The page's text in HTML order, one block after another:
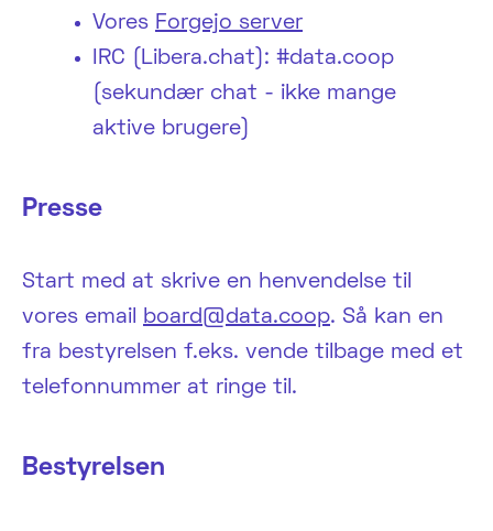
Vores Forgejo server
IRC (Libera.chat): #data.coop
(sekundær chat - ikke mange
aktive brugere)
Presse
Start med at skrive en henvendelse til
vores email
board@data.coop. Så kan en
fra bestyrelsen f.eks. vende tilbage med et
telefonnummer at ringe til.
Bestyrelsen